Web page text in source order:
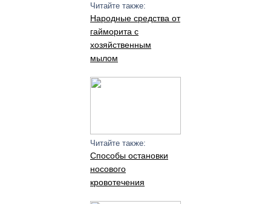
Читайте также:
Народные средства от
гайморита с
хозяйственным
мылом
Читайте также:
Способы остановки
носового
кровотечения